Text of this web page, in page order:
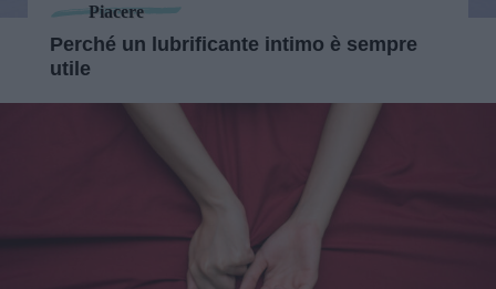
Piacere
Perché un lubrificante intimo è sempre
utile